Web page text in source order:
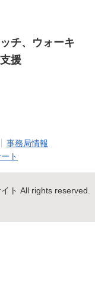
チ、ウォーキ
援
事務局情報
ト
ト All rights reserved.